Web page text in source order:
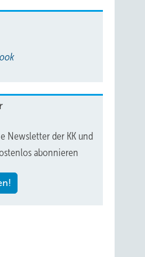
Newsletter der KK und
abonnieren